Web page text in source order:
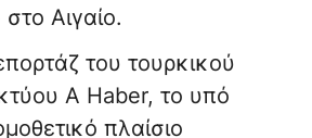
Αιγαίο.
του τουρκικού
A Haber, το υπό
πλαίσιο